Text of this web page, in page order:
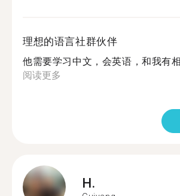
理想的语言社群伙伴
他需要学习中文，会英语，和我有
阅读更多
H.